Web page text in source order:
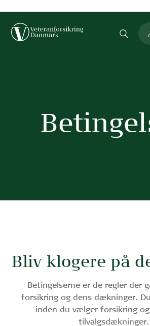
Bliv klogere på
Betingelserne er de regler der
forsikring og dens dækninger.
inden du vælger forsikring
tilvalgsdækninger.